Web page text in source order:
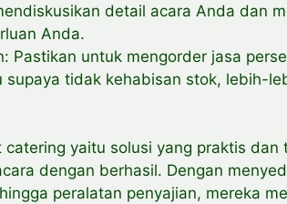
detail acara Anda dan
Anda.
Pastikan untuk mengorder jasa
supaya tidak kehabisan stok, lebih-
catering yaitu solusi yang praktis dan
dengan berhasil. Dengan
peralatan penyajian, mereka